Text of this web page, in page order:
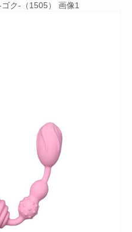
ク-（1505） 画像1